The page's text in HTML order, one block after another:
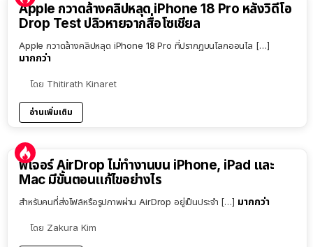
Apple กวาดล้างคลิปหลุด iPhone 18 Pro หลังวิดีโอ
Drop Test ปลิวหายจากสื่อโซเชียล
Apple กวาดล้างคลิปหลุด iPhone 18 Pro ที่ปรากฏบนโลกออนไล […]
มากกว่า
โดย Thitirath Kinaret
อ่านเพิ่มเติม
ฟีเจอร์ AirDrop ไม่ทำงานบน iPhone, iPad และ
Mac มีขั้นตอนแก้ไขอย่างไร
สำหรับคนที่ส่งไฟล์หรือรูปภาพผ่าน AirDrop อยู่เป็นประจำ […] มากกว่า
โดย Zakura Kim